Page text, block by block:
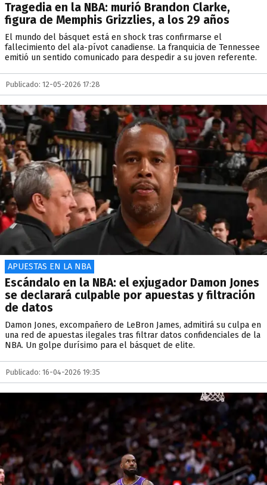
Tragedia en la NBA: murió Brandon Clarke,
figura de Memphis Grizzlies, a los 29 años
El mundo del básquet está en shock tras confirmarse el
fallecimiento del ala-pívot canadiense. La franquicia de Tennessee
emitió un sentido comunicado para despedir a su joven referente.
Publicado: 12-05-2026 17:28
APUESTAS EN LA NBA
Escándalo en la NBA: el exjugador Damon Jones
se declarará culpable por apuestas y filtración
de datos
Damon Jones, excompañero de LeBron James, admitirá su culpa en
una red de apuestas ilegales tras filtrar datos confidenciales de la
NBA. Un golpe durísimo para el básquet de elite.
Publicado: 16-04-2026 19:35